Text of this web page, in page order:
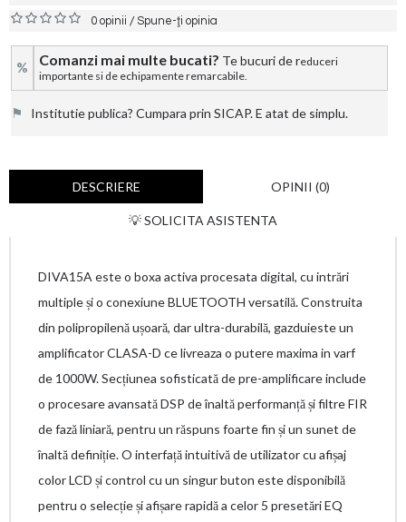
0 opinii /Spune-ţi opinia
% Comanzi mai multe bucati? Te bucuri de reduceri
importante si de echipamente remarcabile.
⚑ Institutie publica? Cumpara prin SICAP. E atat de simplu.
DESCRIERE OPINII (0)
💡 SOLICITA ASISTENTA
DIVA15A este o boxa activa procesata digital, cu intrări
multiple și o conexiune BLUETOOTH versatilă. Construita
din polipropilenă ușoară, dar ultra-durabilă, gazduieste un
amplificator CLASA-D ce livreaza o putere maxima in varf
de 1000W. Secțiunea sofisticată de pre-amplificare include
o procesare avansată DSP de înaltă performanță și filtre FIR
de fază liniară, pentru un răspuns foarte fin și un sunet de
înaltă definiție. O interfață intuitivă de utilizator cu afișaj
color LCD și control cu ​​un singur buton este disponibilă
pentru o selecție și afișare rapidă a celor 5 presetări EQ